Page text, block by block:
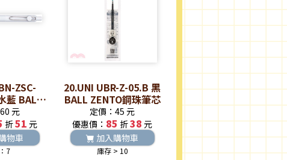
ZSC-
藍 BALL
水性鋼珠
元
折51 元
物車
7
20.UNI UBR-Z-05.B 黑
BALL ZENTO鋼珠筆芯
定價：45 元
優惠價： 85 折38 元
加入購物車
庫存 > 10